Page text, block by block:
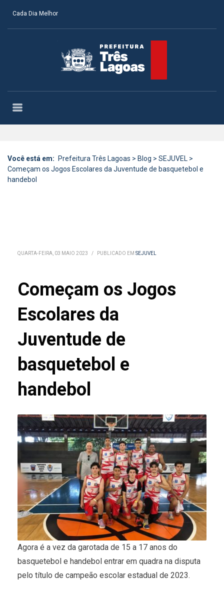
Cada Dia Melhor
Você está em: Prefeitura Três Lagoas > Blog > SEJUVEL >
Começam os Jogos Escolares da Juventude de basquetebol e
handebol
QUARTA-FEIRA, 03 MAIO 2023 / PUBLICADO EM SEJUVEL
Começam os Jogos
Escolares da
Juventude de
basquetebol e
handebol
Agora é a vez da garotada de 15 a 17 anos do
basquetebol e handebol entrar em quadra na disputa
pelo título de campeão escolar estadual de 2023.